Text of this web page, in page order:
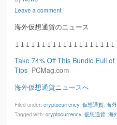
Leave a comment
海外仮想通貨のニュース
Take 74% Off This Bundle Full
Tips PCMag.com
海外仮想通貨ニュースへ
Filed under: cryptocurrency 仮想通貨 海外
Tagged with: cryptocurrency 仮想通貨 海